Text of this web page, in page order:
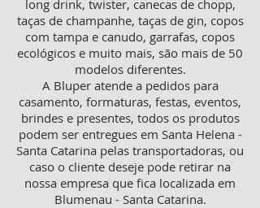
long drink, twister, canecas de chopp,
taças de champanhe, taças de gin, copos
com tampa e canudo, garrafas, copos
ecológicos e muito mais, são mais de 50
modelos diferentes.
A Bluper atende a pedidos para
casamento, formaturas, festas, eventos,
brindes e presentes, todos os produtos
podem ser entregues em Santa Helena -
Santa Catarina pelas transportadoras, ou
caso o cliente deseje pode retirar na
nossa empresa que fica localizada em
Blumenau - Santa Catarina.